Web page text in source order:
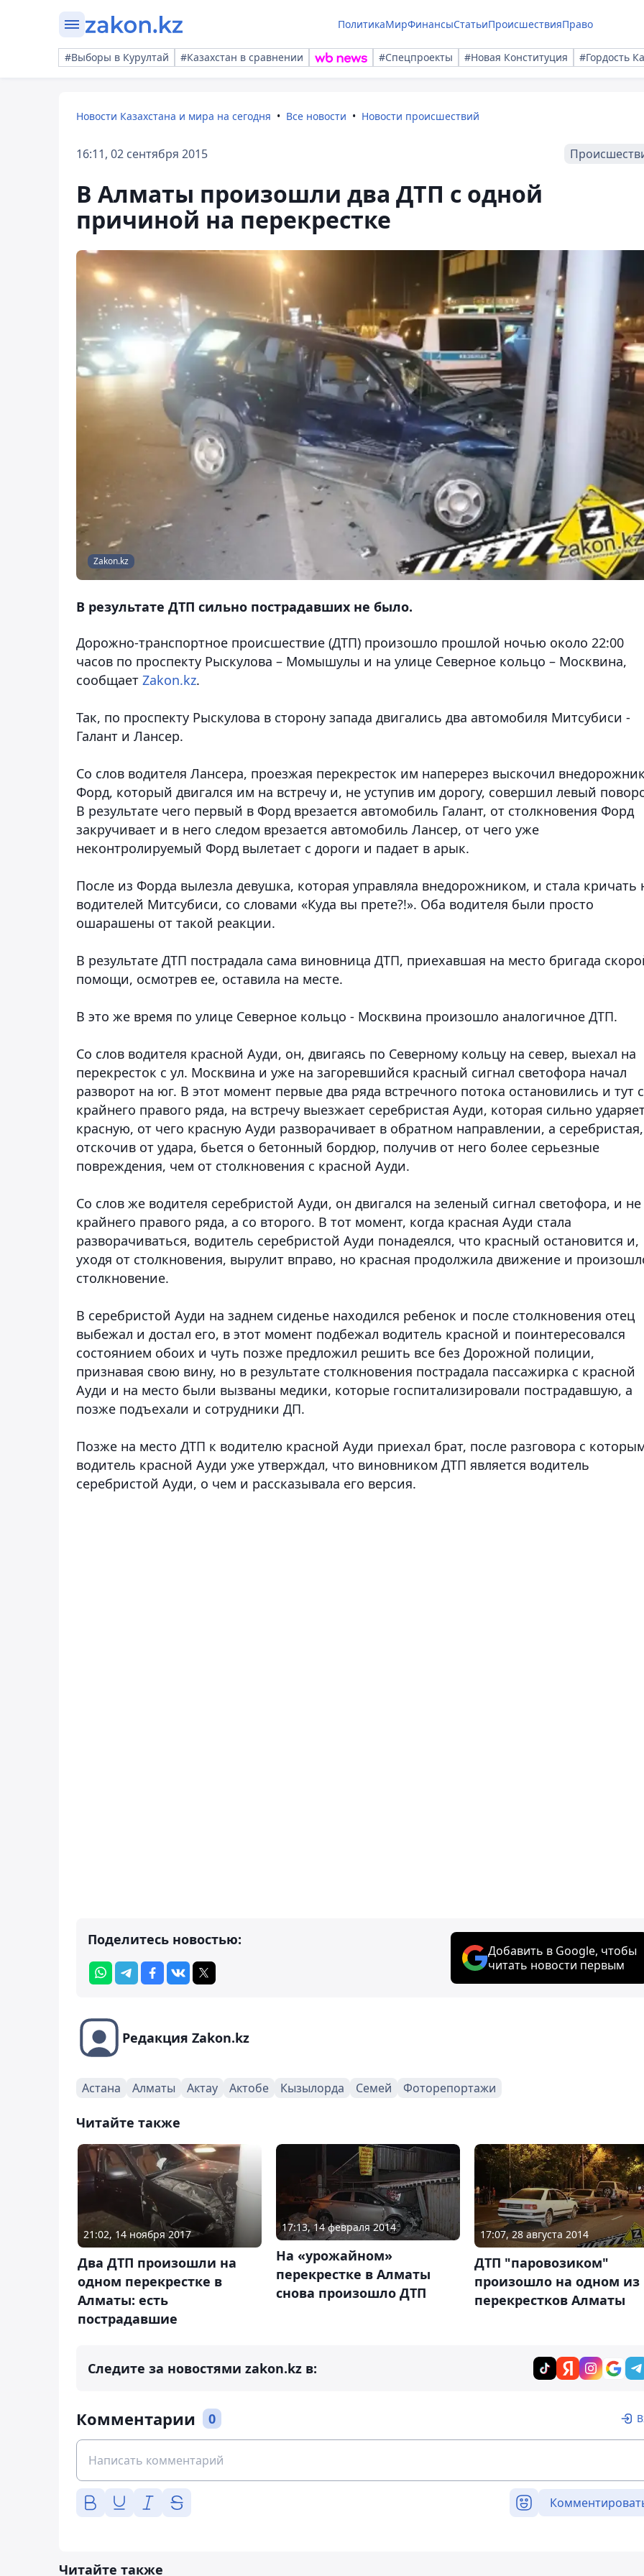
ПолитикаМирФинансыСтатьиПроисшествияПраво
#Выборы в Курултай #Казахстан в сравнении #Спецпроекты #Новая Конституция #Гордость
Новости Казахстана и мира на сегодня Все новости Новости происшествий
16:11, 02 сентября 2015
В Алматы произошли два ДТП с одной
причиной на перекрестке
Zakon.kz
В результате ДТП сильно пострадавших не было.
Дорожно-транспортное происшествие (ДТП) произошло прошлой ночью около 22:00
часов по проспекту Рыскулова – Момышулы и на улице Северное кольцо – Москвина,
сообщает Zakon.kz.
Так, по проспекту Рыскулова в сторону запада двигались два автомобиля Митсубиси -
Галант и Лансер.
Со слов водителя Лансера, проезжая перекресток им наперерез выскочил
Форд, который двигался им на встречу и, не уступив им дорогу, совершил левый
В результате чего первый в Форд врезается автомобиль Галант, от столкновения Форд
закручивает и в него следом врезается автомобиль Лансер, от чего уже
неконтролируемый Форд вылетает с дороги и падает в арык.
После из Форда вылезла девушка, которая управляла внедорожником, и стала кричать
водителей Митсубиси, со словами «Куда вы прете?!». Оба водителя были просто
ошарашены от такой реакции.
В результате ДТП пострадала сама виновница ДТП, приехавшая на место бригада
помощи, осмотрев ее, оставила на месте.
В это же время по улице Северное кольцо - Москвина произошло аналогичное ДТП.
Со слов водителя красной Ауди, он, двигаясь по Северному кольцу на север, выехал на
перекресток с ул. Москвина и уже на загоревшийся красный сигнал светофора начал
разворот на юг. В этот момент первые два ряда встречного потока остановились и тут с
крайнего правого ряда, на встречу выезжает серебристая Ауди, которая сильно
красную, от чего красную Ауди разворачивает в обратном направлении, а серебристая,
отскочив от удара, бьется о бетонный бордюр, получив от него более серьезные
повреждения, чем от столкновения с красной Ауди.
Со слов же водителя серебристой Ауди, он двигался на зеленый сигнал светофора, и не
крайнего правого ряда, а со второго. В тот момент, когда красная Ауди стала
разворачиваться, водитель серебристой Ауди понадеялся, что красный остановится и,
уходя от столкновения, вырулит вправо, но красная продолжила движение и
столкновение.
В серебристой Ауди на заднем сиденье находился ребенок и после столкновения отец
выбежал и достал его, в этот момент подбежал водитель красной и поинтересовался
состоянием обоих и чуть позже предложил решить все без Дорожной полиции,
признавая свою вину, но в результате столкновения пострадала пассажирка с красной
Ауди и на место были вызваны медики, которые госпитализировали пострадавшую, а
позже подъехали и сотрудники ДП.
Позже на место ДТП к водителю красной Ауди приехал брат, после разговора с
водитель красной Ауди уже утверждал, что виновником ДТП является водитель
серебристой Ауди, о чем и рассказывала его версия.
Поделитесь новостью:
Добавить в Google, чтобы
читать новости первым
Редакция Zakon.kz
Астана Алматы Актау Актобе Кызылорда Семей Фоторепортажи
Читайте также
21:02, 14 ноября 2017
Два ДТП произошли на
одном перекрестке в
Алматы: есть
пострадавшие
17:13, 14 февраля 2014
На «урожайном»
перекрестке в Алматы
снова произошло ДТП
17:07, 28 августа 2014
ДТП "паровозиком"
произошло на одном из
перекрестков Алматы
Следите за новостями zakon.kz в:
Комментарии 0
Читайте также